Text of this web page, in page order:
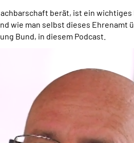
berät, ist ein
wie man selbst dieses Ehrenamt
Bund, in diesem Podcast.